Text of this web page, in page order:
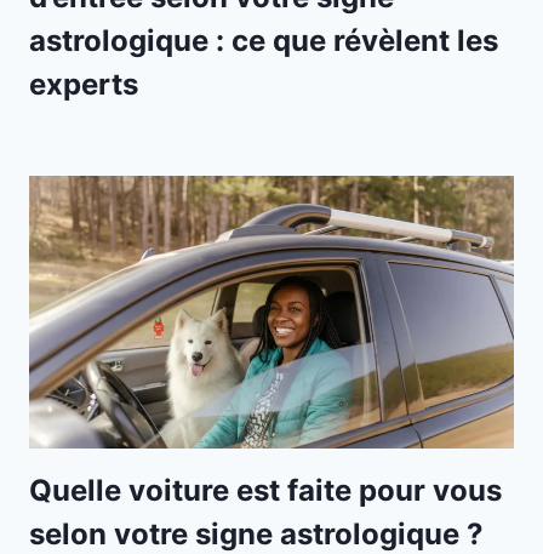
astrologique : ce que révèlent les
experts
Quelle voiture est faite pour vous
selon votre signe astrologique ?